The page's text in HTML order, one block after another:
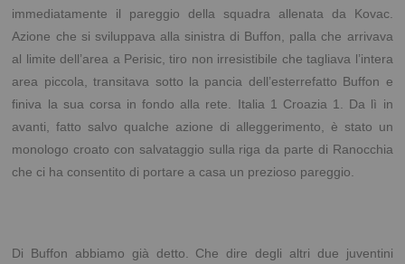
immediatamente il pareggio della squadra allenata da Kovac.
Azione che si sviluppava alla sinistra di Buffon, palla che arrivava
al limite dell’area a Perisic, tiro non irresistibile che tagliava l’intera
area piccola, transitava sotto la pancia dell’esterrefatto Buffon e
finiva la sua corsa in fondo alla rete. Italia 1 Croazia 1. Da lì in
avanti, fatto salvo qualche azione di alleggerimento, è stato un
monologo croato con salvataggio sulla riga da parte di Ranocchia
che ci ha consentito di portare a casa un prezioso pareggio.
Di Buffon abbiamo già detto. Che dire degli altri due juventini